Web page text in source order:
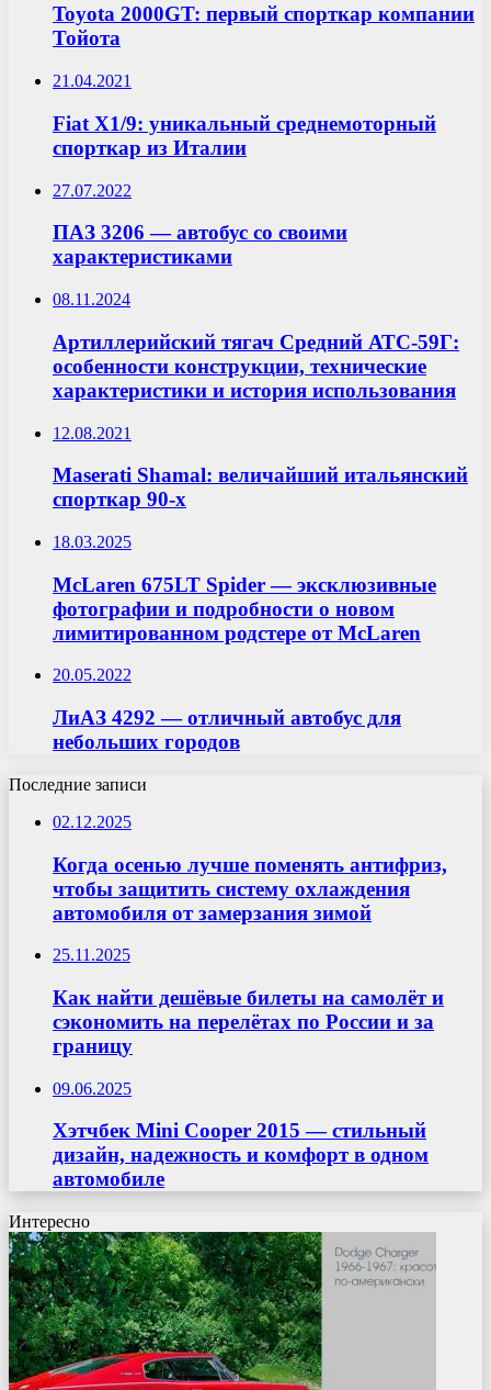
Toyota 2000GT: первый спорткар компании
Тойота
21.04.2021
Fiat X1/9: уникальный среднемоторный
спорткар из Италии
27.07.2022
ПАЗ 3206 — автобус со своими
характеристиками
08.11.2024
Артиллерийский тягач Средний АТС-59Г:
особенности конструкции, технические
характеристики и история использования
12.08.2021
Maserati Shamal: величайший итальянский
спорткар 90-х
18.03.2025
McLaren 675LT Spider — эксклюзивные
фотографии и подробности о новом
лимитированном родстере от McLaren
20.05.2022
ЛиАЗ 4292 — отличный автобус для
небольших городов
Последние записи
02.12.2025
Когда осенью лучше поменять антифриз,
чтобы защитить систему охлаждения
автомобиля от замерзания зимой
25.11.2025
Как найти дешёвые билеты на самолёт и
сэкономить на перелётах по России и за
границу
09.06.2025
Хэтчбек Mini Cooper 2015 — стильный
дизайн, надежность и комфорт в одном
автомобиле
Интересно